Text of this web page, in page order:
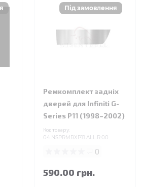
Ремкомплект задніх
дверей для Infiniti G-
Series P11 (1998–2002)
Код товару:
04.NSPRMRXP11.ALL.R.00
0
590.00 грн.